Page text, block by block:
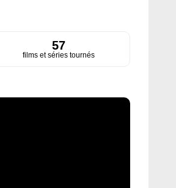
57
films et séries tournés